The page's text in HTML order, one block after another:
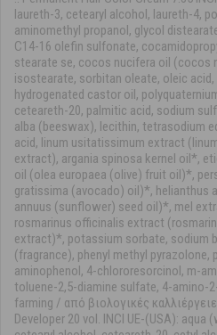
laureth-3, cetearyl alcohol, laureth-4,
aminomethyl propanol, glycol
C14-16 olefin sulfonate,
stearate se, cocos nucifera oil (cocos
isostearate, sorbitan oleate, oleic
hydrogenated castor oil,
ceteareth-20, palmitic acid, sodium
alba (beeswax), lecithin, tetrasodium
acid, linum usitatissimum extract
extract), argania spinosa kernel oil*,
oil (olea europaea (olive) fruit oil)*,
gratissima (avocado) oil)*, helianthus
annuus (sunflower) seed oil)*, mel
rosmarinus officinalis extract
extract)*, potassium sorbate, sodium
(fragrance), phenyl methyl
aminophenol, 4-chlororesorcinol, m-
toluene-2,5-diamine sulfate, 4-amino-
farming / από βιολογικές
Developer 20 vol. INCI UE-(USA): aqua